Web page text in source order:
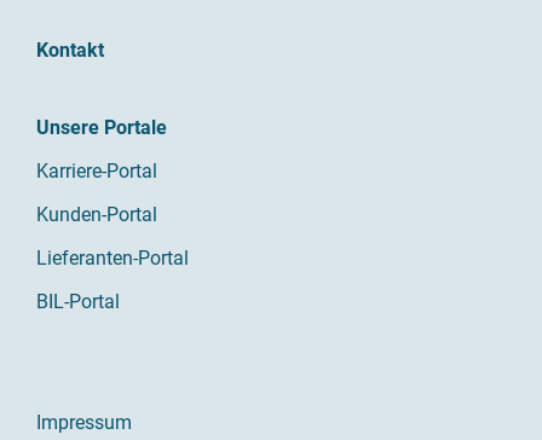
Kontakt
Unsere Portale
Karriere-Portal
Kunden-Portal
Lieferanten-Portal
BIL-Portal
Impressum